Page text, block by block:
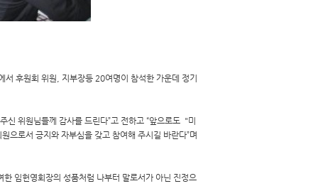
후원회 위원, 지부장등 20여명이 참석한 가운데 정기
위원님들께 감사를 드린다”고 전하고 “앞으로도 "미
으로서 긍지와 자부심을 갖고 참여해 주시길 바란다”며
임헌영회장의 성품처럼 나부터 말로서가 아닌 진정으